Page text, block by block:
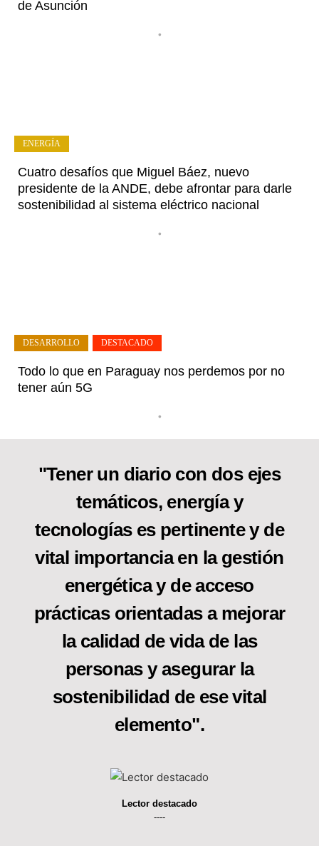
de Asunción
•
Cuatro desafíos que Miguel Báez, nuevo
presidente de la ANDE, debe afrontar para darle
sostenibilidad al sistema eléctrico nacional
•
ENERGÍA
Todo lo que en Paraguay nos perdemos por no
tener aún 5G
•
DESARROLLO DESTACADO
"Tener un diario con dos ejes
temáticos, energía y
tecnologías es pertinente y de
vital importancia en la gestión
energética y de acceso
prácticas orientadas a mejorar
la calidad de vida de las
personas y asegurar la
sostenibilidad de ese vital
elemento".
Lector destacado
----